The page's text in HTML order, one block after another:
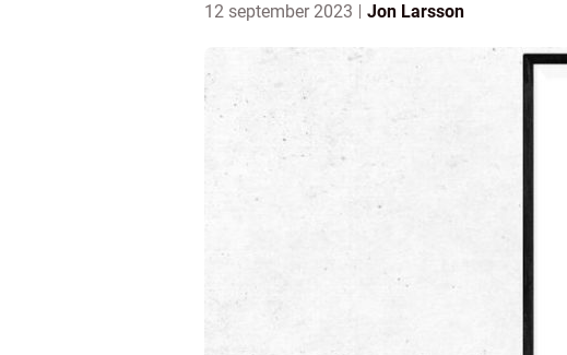
12 september 2023 Jon Larsson